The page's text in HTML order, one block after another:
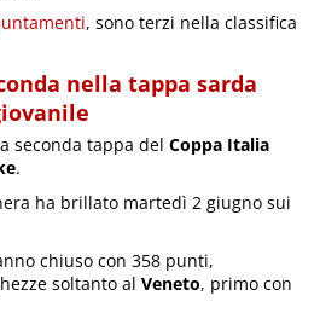
, sono terzi nella classifica
nella tappa sarda
seconda tappa delCoppa Italia
.
ha brillato martedì 2 giugno sui
chiuso con 358 punti,
soltanto alVeneto, primo con